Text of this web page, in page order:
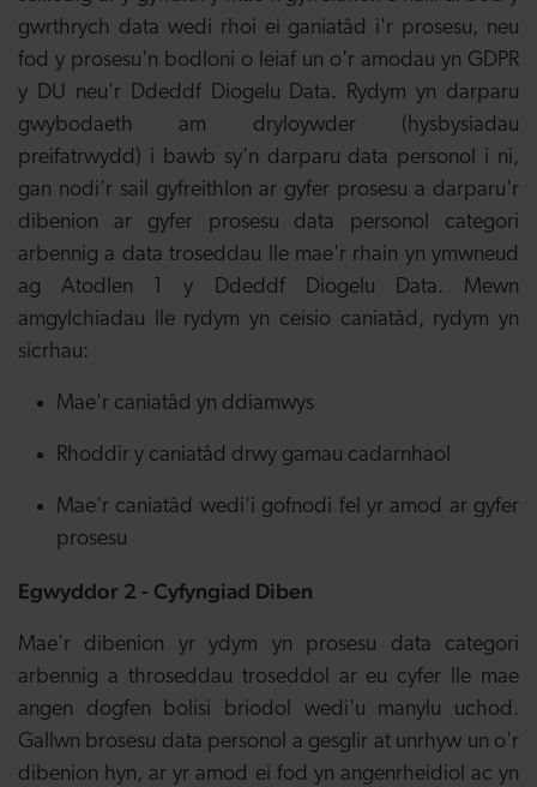
gwrthrych data wedi rhoi ei ganiatâd i'r prosesu, neu
fod y prosesu'n bodloni o leiaf un o'r amodau yn GDPR
y DU neu'r Ddeddf Diogelu Data. Rydym yn darparu
gwybodaeth am dryloywder (hysbysiadau
preifatrwydd) i bawb sy'n darparu data personol i ni,
gan nodi'r sail gyfreithlon ar gyfer prosesu a darparu'r
dibenion ar gyfer prosesu data personol categori
arbennig a data troseddau lle mae'r rhain yn ymwneud
ag Atodlen 1 y Ddeddf Diogelu Data. Mewn
amgylchiadau lle rydym yn ceisio caniatâd, rydym yn
sicrhau:
Mae'r caniatâd yn ddiamwys
Rhoddir y caniatâd drwy gamau cadarnhaol
Mae'r caniatâd wedi'i gofnodi fel yr amod ar gyfer
prosesu
Egwyddor 2 - Cyfyngiad Diben
Mae'r dibenion yr ydym yn prosesu data categori
arbennig a throseddau troseddol ar eu cyfer lle mae
angen dogfen bolisi briodol wedi'u manylu uchod.
Gallwn brosesu data personol a gesglir at unrhyw un o'r
dibenion hyn, ar yr amod ei fod yn angenrheidiol ac yn